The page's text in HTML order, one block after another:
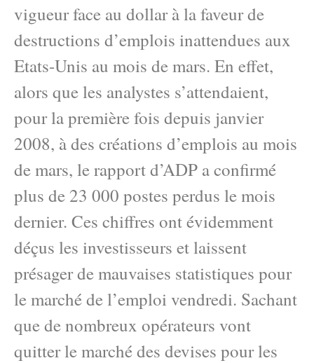
vigueur face au dollar à la faveur de
destructions d’emplois inattendues aux
Etats-Unis au mois de mars. En effet,
alors que les analystes s’attendaient,
pour la première fois depuis janvier
2008, à des créations d’emplois au mois
de mars, le rapport d’ADP a confirmé
plus de 23 000 postes perdus le mois
dernier. Ces chiffres ont évidemment
déçus les investisseurs et laissent
présager de mauvaises statistiques pour
le marché de l’emploi vendredi. Sachant
que de nombreux opérateurs vont
quitter le marché des devises pour les